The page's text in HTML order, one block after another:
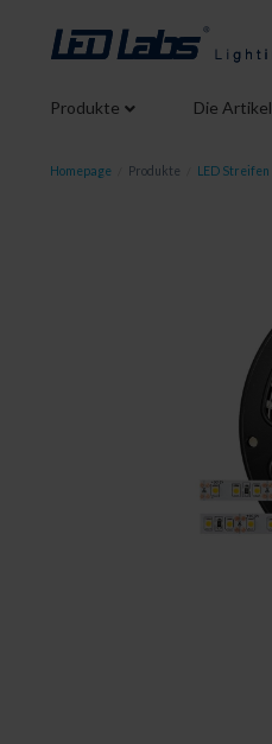
Produkte Die Artikel
Homepage Produkte LED Streifen